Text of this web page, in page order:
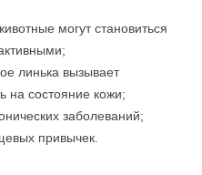
могут становиться
линька вызывает
на состояние кожи;
заболеваний;
привычек.